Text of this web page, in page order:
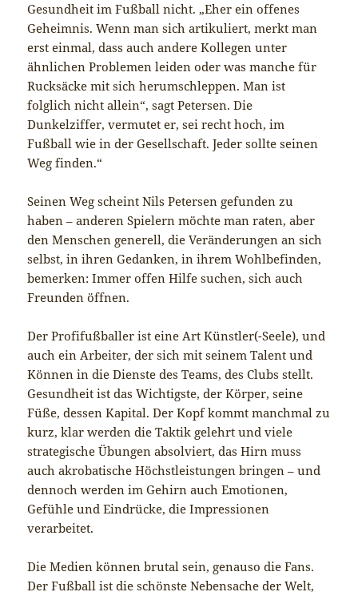
Gesundheit im Fußball nicht. „Eher ein offenes
Geheimnis. Wenn man sich artikuliert, merkt man
erst einmal, dass auch andere Kollegen unter
ähnlichen Problemen leiden oder was manche für
Rucksäcke mit sich herumschleppen. Man ist
folglich nicht allein“, sagt Petersen. Die
Dunkelziffer, vermutet er, sei recht hoch, im
Fußball wie in der Gesellschaft. Jeder sollte seinen
Weg finden.“
Seinen Weg scheint Nils Petersen gefunden zu
haben – anderen Spielern möchte man raten, aber
den Menschen generell, die Veränderungen an sich
selbst, in ihren Gedanken, in ihrem Wohlbefinden,
bemerken: Immer offen Hilfe suchen, sich auch
Freunden öffnen.
Der Profifußballer ist eine Art Künstler(-Seele), und
auch ein Arbeiter, der sich mit seinem Talent und
Können in die Dienste des Teams, des Clubs stellt.
Gesundheit ist das Wichtigste, der Körper, seine
Füße, dessen Kapital. Der Kopf kommt manchmal zu
kurz, klar werden die Taktik gelehrt und viele
strategische Übungen absolviert, das Hirn muss
auch akrobatische Höchstleistungen bringen – und
dennoch werden im Gehirn auch Emotionen,
Gefühle und Eindrücke, die Impressionen
verarbeitet.
Die Medien können brutal sein, genauso die Fans.
Der Fußball ist die schönste Nebensache der Welt,